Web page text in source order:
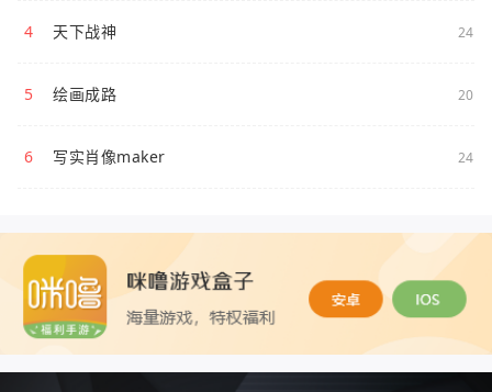
4 天下战神 24
5 绘画成路 20
6 写实肖像maker 24